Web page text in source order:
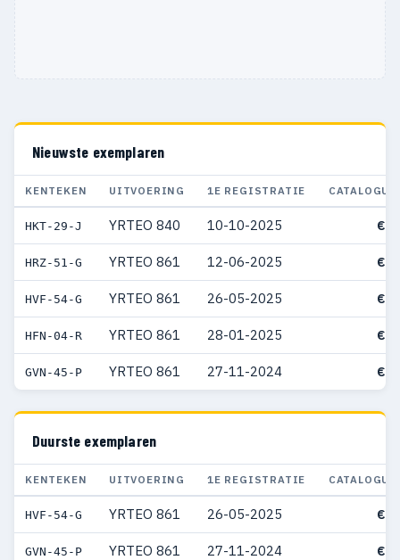
Nieuwste exemplaren
KENTEKEN UITVOERING 1E REGISTRATIE
HKT-29-J YRTEO 840 10-10-2025 €
HRZ-51-G YRTEO 861 12-06-2025 €
HVF-54-G YRTEO 861 26-05-2025 €
HFN-04-R YRTEO 861 28-01-2025 €
GVN-45-P YRTEO 861 27-11-2024 €
Duurste exemplaren
KENTEKEN UITVOERING 1E REGISTRATIE
HVF-54-G YRTEO 861 26-05-2025 €
GVN-45-P YRTEO 861 27-11-2024 €